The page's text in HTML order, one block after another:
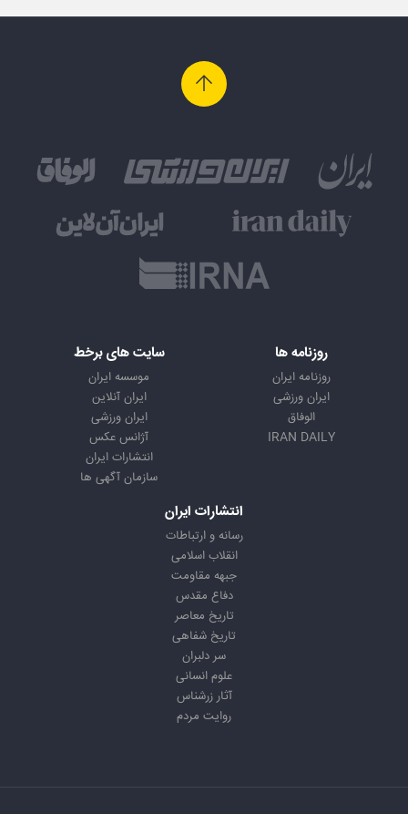
روزنامه ها
روزنامه ایران
ایران ورزشی
الوفاق
IRAN DAILY
سایت های برخط
موسسه ایران
ایران آنلاین
ایران ورزشی
آژانس عکس
انتشارات ایران
سازمان آگهی ها
انتشارات ایران
رسانه و ارتباطات
انقلاب اسلامی
جبهه مقاومت
دفاع مقدس
تاریخ معاصر
تاریخ شفاهی
سر دلبران
علوم انسانی
آثار زرشناس
روایت مردم